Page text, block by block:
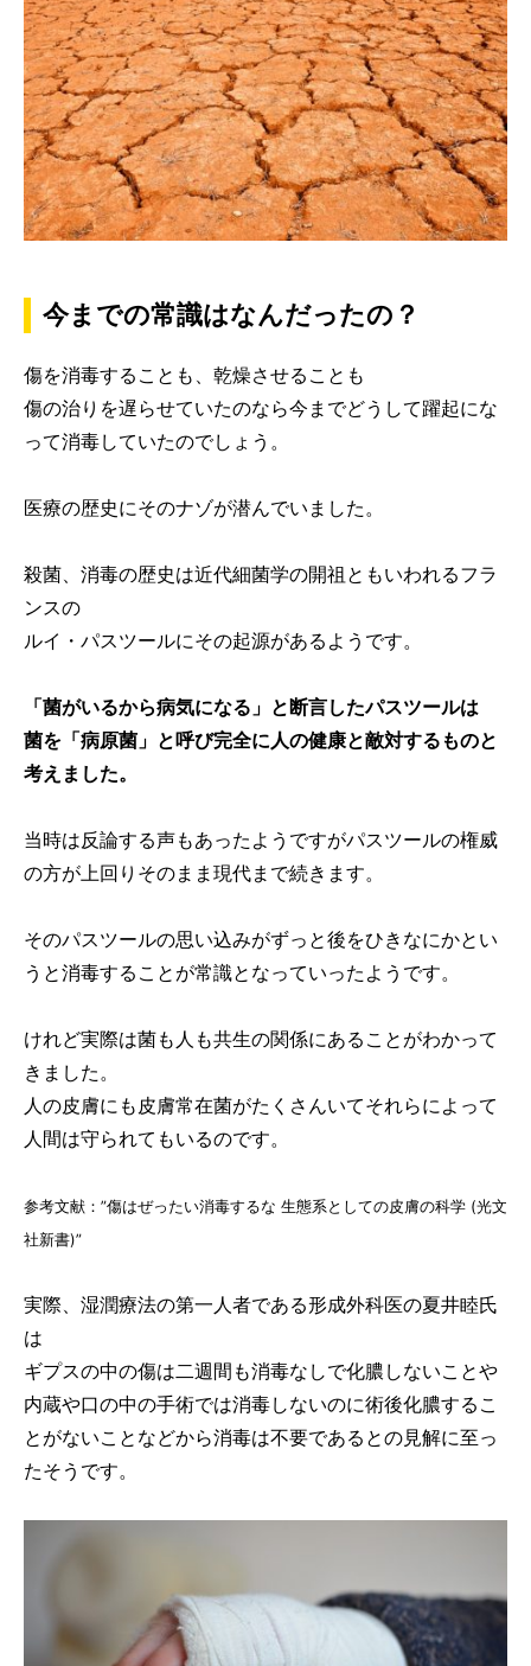
今までの常識はなんだったの？
傷を消毒することも、乾燥させることも
傷の治りを遅らせていたのなら今までどうして躍起にな
って消毒していたのでしょう。
医療の歴史にそのナゾが潜んでいました。
殺菌、消毒の歴史は近代細菌学の開祖ともいわれるフラ
ンスの
ルイ・パスツールにその起源があるようです。
「菌がいるから病気になる」と断言したパスツールは
菌を「病原菌」と呼び完全に人の健康と敵対するものと
考えました。
当時は反論する声もあったようですがパスツールの権威
の方が上回りそのまま現代まで続きます。
そのパスツールの思い込みがずっと後をひきなにかとい
うと消毒することが常識となっていったようです。
けれど実際は菌も人も共生の関係にあることがわかって
きました。
人の皮膚にも皮膚常在菌がたくさんいてそれらによって
人間は守られてもいるのです。
参考文献：”傷はぜったい消毒するな 生態系としての皮膚の科学 (光文
社新書)”
実際、湿潤療法の第一人者である形成外科医の夏井睦氏
は
ギプスの中の傷は二週間も消毒なしで化膿しないことや
内蔵や口の中の手術では消毒しないのに術後化膿するこ
とがないことなどから消毒は不要であるとの見解に至っ
たそうです。